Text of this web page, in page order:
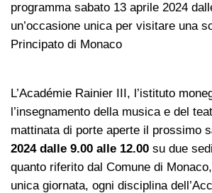
programma sabato 13 aprile 2024
un’occasione unica per visitare una
Principato di Monaco
L’Académie Rainier III, l’istituto
l’insegnamento della musica e del
mattinata di porte aperte il prossimo s
2024 dalle 9.00 alle 12.00 su due
quanto riferito dal Comune di
unica giornata, ogni disciplina